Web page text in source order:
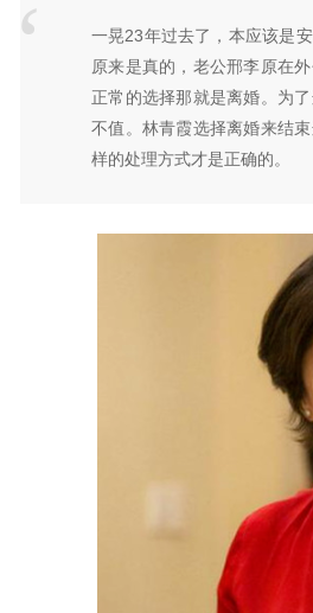
一晃23年过去了，本应该是
原来是真的，老公邢李原在
正常的选择那就是离婚。为
不值。林青霞选择离婚来结
样的处理方式才是正确的。